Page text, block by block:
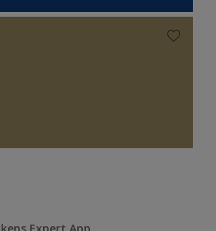
Expert App